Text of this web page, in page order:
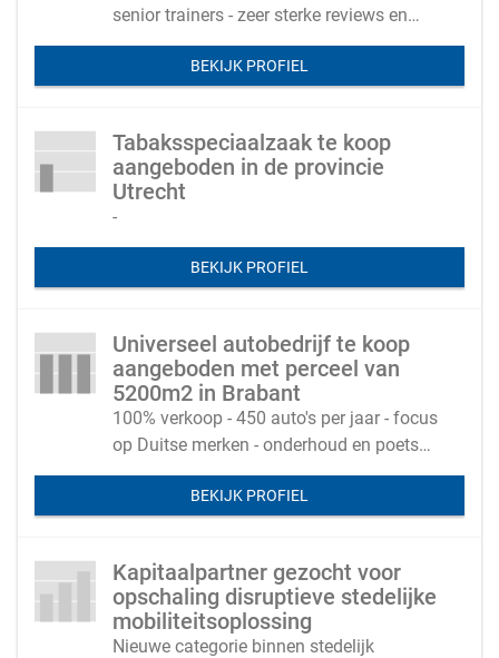
senior trainers - zeer sterke reviews en
aanbevelingen van klanten
BEKIJK PROFIEL
Tabaksspeciaalzaak te koop
aangeboden in de provincie
Utrecht
-
BEKIJK PROFIEL
Universeel autobedrijf te koop
aangeboden met perceel van
5200m2 in Brabant
100% verkoop - 450 auto's per jaar - focus
op Duitse merken - onderhoud en poetsen
uitbesteed
BEKIJK PROFIEL
Kapitaalpartner gezocht voor
opschaling disruptieve stedelijke
mobiliteitsoplossing
Nieuwe categorie binnen stedelijk